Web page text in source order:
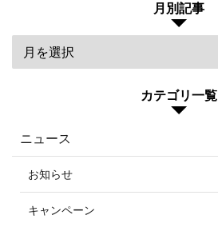
月別記事
カテゴリ一覧
ニュース
お知らせ
キャンペーン